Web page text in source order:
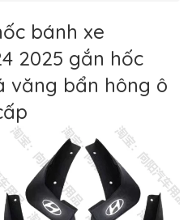
bánh xe
2025 gắn hốc
văng bẩn hông ô